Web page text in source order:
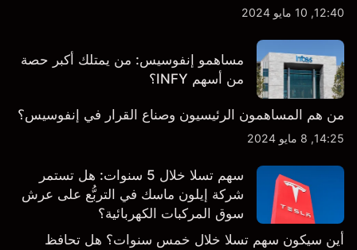
12:40, 10 مايو 2024
مساهمو إنفوسيس: من يمتلك أكبر حصة
من أسهم INFY؟
من هم المساهمون الرئيسيون وصناع القرار في إنفوسيس؟
14:25, 8 مايو 2024
سهم تسلا خلال 5 سنوات: هل تستمر
شركة إيلون ماسك في التربُّع على عرش
سوق المركبات الكهربائية؟
أين سيكون سهم تسلا خلال خمس سنوات؟ هل تحافظ